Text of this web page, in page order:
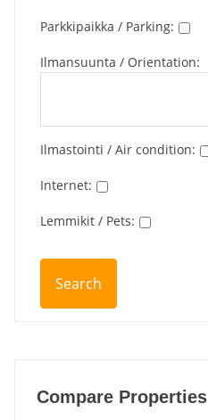
Parkkipaikka / Parking:
Ilmansuunta / Orientation:
Ilmastointi / Air condition:
Internet:
Lemmikit / Pets:
Compare Properties